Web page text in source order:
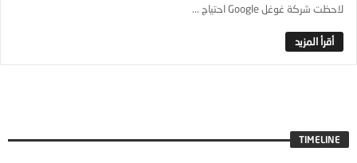
لاحظت شركة غوغل Google احتياج ...
TIMELINE